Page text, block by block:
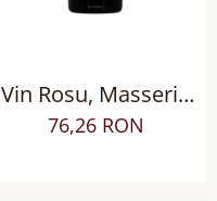
Vin Rosu, Masseria
Doppio Passo
Copertino Riserva
76,26 RON